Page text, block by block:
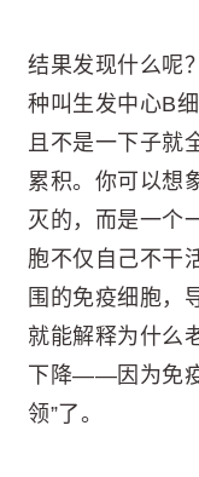
结果发现什么呢
种叫生发中心B
且不是一下子就
累积。你可以想
灭的，而是一个
胞不仅自己不干
围的免疫细胞，
就能解释为什么
下降——因为免
领”了。